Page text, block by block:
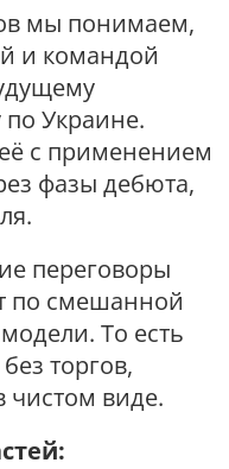
мы понимаем,
и командой
Украине.
с применением
фазы дебюта,
переговоры
по смешанной
То есть
торгов,
чистом виде.